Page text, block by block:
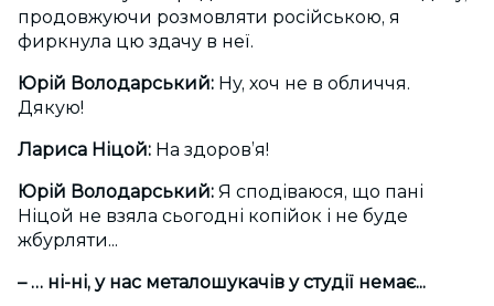
продовжуючи розмовляти російською, я
фиркнула цю здачу в неї.
Юрій Володарський: Ну, хоч не в обличчя.
Дякую!
Лариса Ніцой: На здоров’я!
Юрій Володарський: Я сподіваюся, що пані
Ніцой не взяла сьогодні копійок і не буде
жбурляти...
– … ні-ні, у нас металошукачів у студії немає...